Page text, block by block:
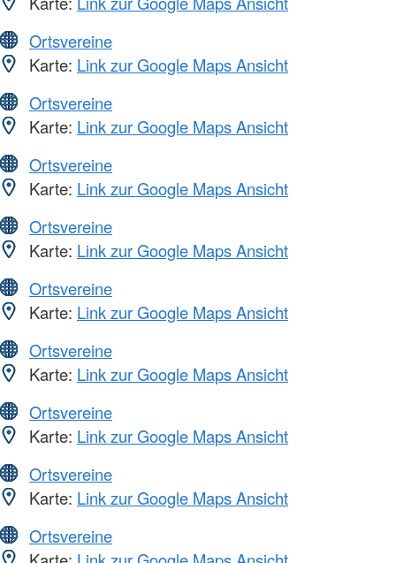
Ortsvereine
Karte: Link zur Google Maps Ansicht
Ortsvereine
Karte: Link zur Google Maps Ansicht
Ortsvereine
Karte: Link zur Google Maps Ansicht
Ortsvereine
Karte: Link zur Google Maps Ansicht
Ortsvereine
Karte: Link zur Google Maps Ansicht
Ortsvereine
Karte: Link zur Google Maps Ansicht
Ortsvereine
Karte: Link zur Google Maps Ansicht
Ortsvereine
Karte: Link zur Google Maps Ansicht
Ortsvereine